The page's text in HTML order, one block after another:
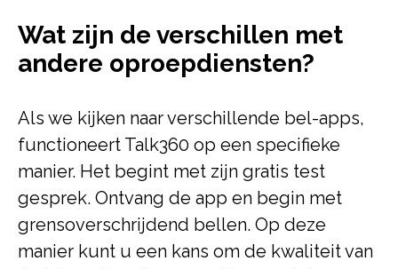
Wat zijn de verschillen met
andere oproepdiensten?
Als we kijken naar verschillende bel-apps,
functioneert Talk360 op een specifieke
manier. Het begint met zijn gratis test
gesprek. Ontvang de app en begin met
grensoverschrijdend bellen. Op deze
manier kunt u een kans om de kwaliteit van